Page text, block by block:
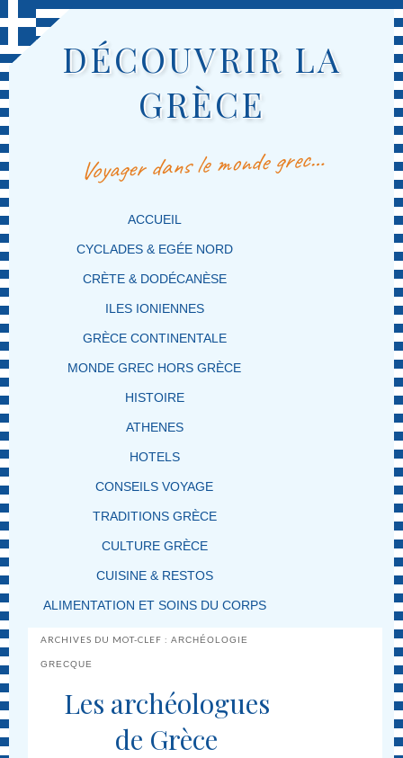
DÉCOUVRIR LA
GRÈCE
Voyager dans le monde grec…
MENU PRINCIPAL
MASQUER LA NAVIGATION PRINCIPALE
MASQUER LA NAVIGATION SECONDAIRE
ACCUEIL
CYCLADES & EGÉE NORD
CRÈTE & DODÉCANÈSE
ILES IONIENNES
GRÈCE CONTINENTALE
MONDE GREC HORS GRÈCE
HISTOIRE
ATHENES
HOTELS
CONSEILS VOYAGE
TRADITIONS GRÈCE
CULTURE GRÈCE
CUISINE & RESTOS
ALIMENTATION ET SOINS DU CORPS
ARCHIVES DU MOT-CLEF :ARCHÉOLOGIE
GRECQUE
Les archéologues
de Grèce